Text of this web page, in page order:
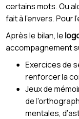
certains mots. Ou
fait à l’envers. Pour
Après le bilan, le
accompagnement
Exercices de
renforcer la
Jeux de
de
mentales,